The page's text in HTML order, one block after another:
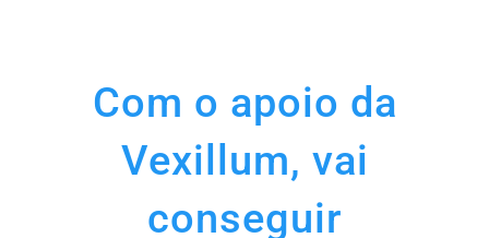
Com o apoio da
Vexillum, vai
conseguir